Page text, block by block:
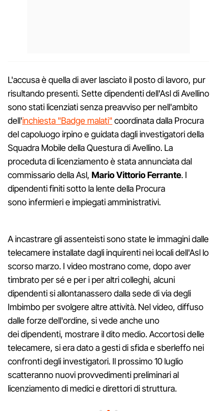
L'accusa è quella di aver lasciato il posto di lavoro, pur
risultando presenti. Sette dipendenti dell'Asl di Avellino
sono stati licenziati senza preavviso per nell'ambito
dell'inchiesta "Badge malati" coordinata dalla Procura
del capoluogo irpino e guidata dagli investigatori della
Squadra Mobile della Questura di Avellino. La
proceduta di licenziamento è stata annunciata dal
commissario della Asl, Mario Vittorio Ferrante. I
dipendenti finiti sotto la lente della Procura
sono infermieri e impiegati amministrativi.
A incastrare gli assenteisti sono state le immagini dalle
telecamere installate dagli inquirenti nei locali dell'Asl lo
scorso marzo. I video mostrano come, dopo aver
timbrato per sé e per i per altri colleghi, alcuni
dipendenti si allontanassero dalla sede di via degli
Imbimbo per svolgere altre attività. Nel video, diffuso
dalle forze dell'ordine, si vede anche uno
dei dipendenti, mostrare il dito medio. Accortosi delle
telecamere, si era dato a gesti di sfida e sberleffo nei
confronti degli investigatori. Il prossimo 10 luglio
scatteranno nuovi provvedimenti preliminari al
licenziamento di medici e direttori di struttura.